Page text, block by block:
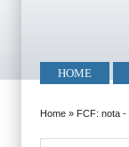
Menu principale
HOME
Tu sei qui
Home » FCF: nota -